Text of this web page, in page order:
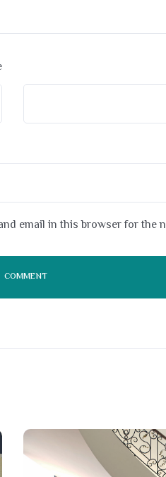
email in this browser for the